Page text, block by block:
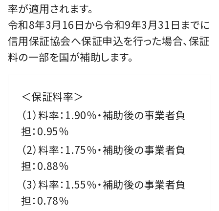
率が適用されます。
令和8年3月16日から令和9年3月31日までに
信用保証協会へ保証申込を行った場合、保証
料の一部を国が補助します。
＜保証料率＞
（1）料率：1.90％・補助後の事業者負
担：0.95％
（2）料率：1.75％・補助後の事業者負
担：0.88％
（3）料率：1.55％・補助後の事業者負
担：0.78％